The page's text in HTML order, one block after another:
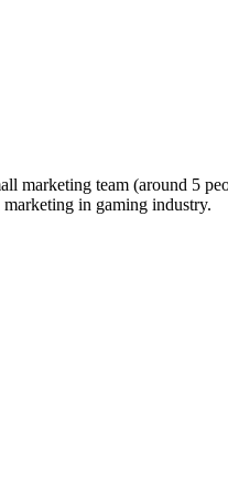
marketing team (around 5
in gaming industry.